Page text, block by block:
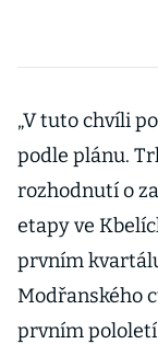
„V tuto chvíli
podle plánu.
rozhodnutí o
etapy ve
prvním
Modřanského
prvním